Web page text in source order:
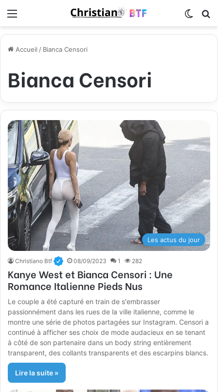
Accueil / Bianca Censori
Bianca Censori
Les actus du jour
Christiano Btf 08/09/2023 1 282
Kanye West et Bianca Censori : Une
Romance Italienne Pieds Nus
Le couple a été capturé en train de s'embrasser
passionnément dans les rues de la ville italienne, comme le
montre une série de photos partagées sur Instagram. Censori a
continué à afficher ses choix de mode audacieux en se tenant
à côté de son partenaire dans un body string entièrement
transparent, des collants transparents et des escarpins blancs.
Lire la suite »